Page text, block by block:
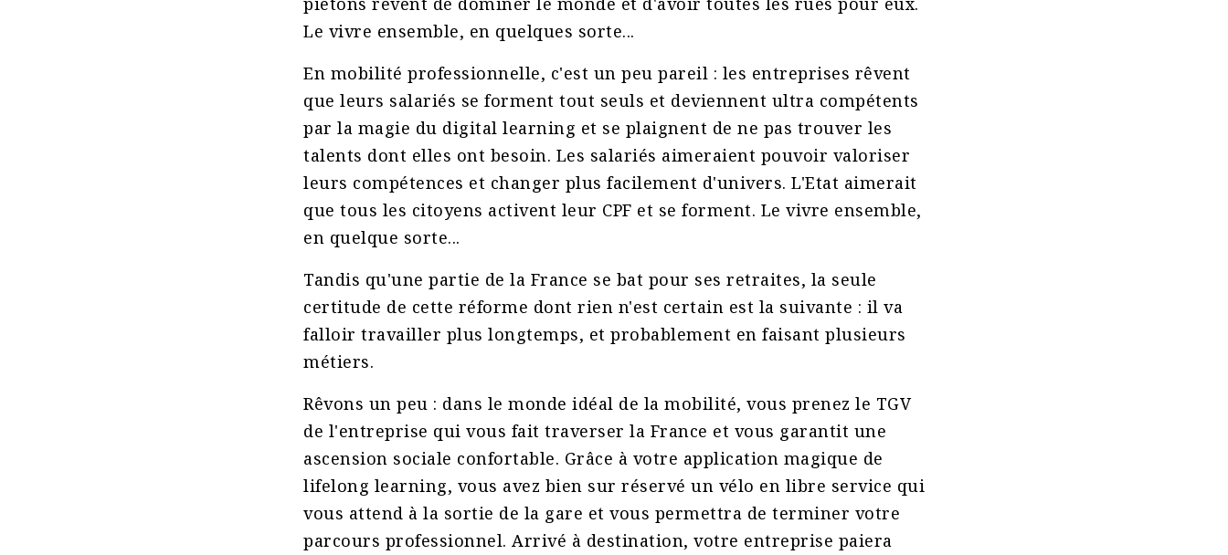
Le vivre ensemble, en quelques sorte...
En mobilité professionnelle, c'est un peu pareil : les entreprises rêvent
que leurs salariés se forment tout seuls et deviennent ultra compétents
par la magie du digital learning et se plaignent de ne pas trouver les
talents dont elles ont besoin. Les salariés aimeraient pouvoir valoriser
leurs compétences et changer plus facilement d'univers. L'Etat aimerait
que tous les citoyens activent leur CPF et se forment. Le vivre ensemble,
en quelque sorte...
Tandis qu'une partie de la France se bat pour ses retraites, la seule
certitude de cette réforme dont rien n'est certain est la suivante : il va
falloir travailler plus longtemps, et probablement en faisant plusieurs
métiers.
Rêvons un peu : dans le monde idéal de la mobilité, vous prenez le TGV
de l'entreprise qui vous fait traverser la France et vous garantit une
ascension sociale confortable. Grâce à votre application magique de
lifelong learning, vous avez bien sur réservé un vélo en libre service qui
vous attend à la sortie de la gare et vous permettra de terminer votre
parcours professionnel. Arrivé à destination, votre entreprise paiera